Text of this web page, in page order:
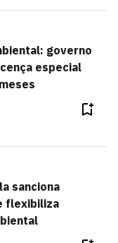
governo
especial
sanciona
flexibiliza